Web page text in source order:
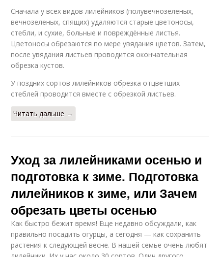
Сначала у всех видов лилейников (полувечнозеленых,
вечнозеленых, спящих) удаляются старые цветоносы,
стебли, и сухие, больные и повреждённые листья.
Цветоносы обрезаются по мере увядания цветов. Затем,
после увядания листьев проводится окончательная
обрезка кустов.
У поздних сортов лилейников обрезка отцветших
стеблей проводится вместе с обрезкой листьев.
Читать дальше →
Уход за лилейниками осенью и
подготовка к зиме. Подготовка
лилейников к зиме, или Зачем
обрезать цветы осенью
Как быстро бежит время! Еще недавно обсуждали, как
правильно посадить огурцы, а сегодня — как сохранить
растения к следующей весне. В нашей семье очень любят